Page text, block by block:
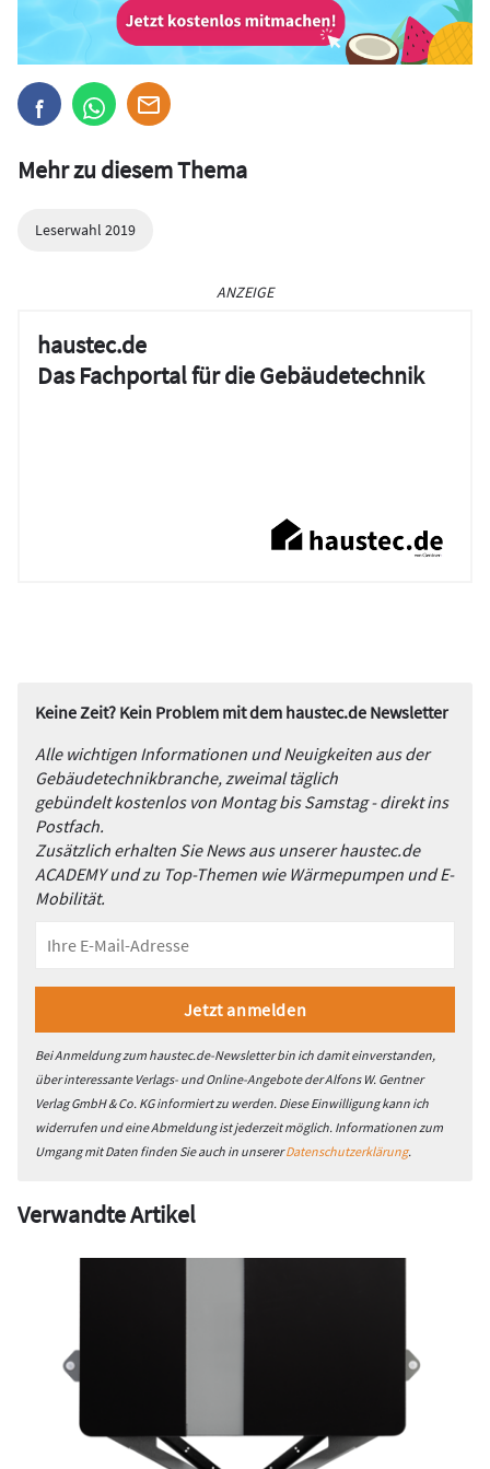
Mehr zu diesem Thema
Leserwahl 2019
ANZEIGE
haustec.de
Das Fachportal für die Gebäudetechnik
Keine Zeit? Kein Problem mit dem haustec.de Newsletter
Alle wichtigen Informationen und Neuigkeiten aus der
Gebäudetechnikbranche, zweimal täglich
gebündelt kostenlos von Montag bis Samstag - direkt ins
Postfach.
Zusätzlich erhalten Sie News aus unserer haustec.de
ACADEMY und zu Top-Themen wie Wärmepumpen und E-
Mobilität.
Bei Anmeldung zum haustec.de-Newsletter bin ich damit einverstanden,
über interessante Verlags- und Online-Angebote der Alfons W. Gentner
Verlag GmbH & Co. KG informiert zu werden. Diese Einwilligung kann ich
widerrufen und eine Abmeldung ist jederzeit möglich. Informationen zum
Umgang mit Daten finden Sie auch in unsererDatenschutzerklärung.
Verwandte Artikel